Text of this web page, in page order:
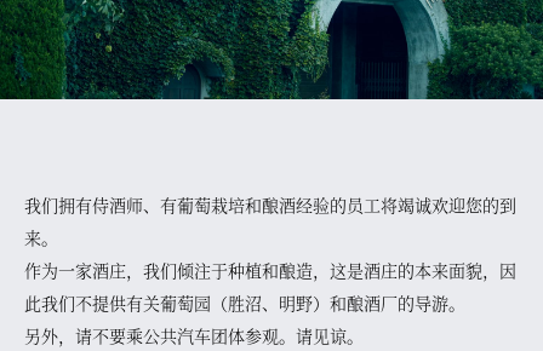
我们拥有侍酒师、有葡萄栽培和酿酒经验的员工将竭诚欢迎您的到
来。
作为一家酒庄，我们倾注于种植和酿造，这是酒庄的本来面貌，因
此我们不提供有关葡萄园（胜沼、明野）和酿酒厂的导游。
另外，请不要乘公共汽车团体参观。请见谅。